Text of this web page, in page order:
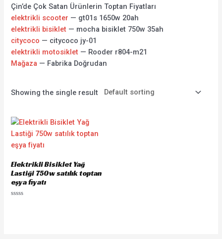
Çin’de Çok Satan Ürünlerin Toptan Fiyatları
elektrikli scooter — gt01s 1650w 20ah
elektrikli bisiklet — mocha bisiklet 750w 35ah
citycoco — citycoco jy-01
elektrikli motosiklet — Rooder r804-m21
Mağaza — Fabrika Doğrudan
Showing the single result
Elektrikli Bisiklet Yağ
Lastiği 750w satılık toptan
eşya fiyatı